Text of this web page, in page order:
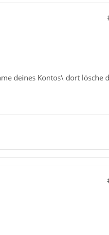
deines Kontos\ dort lösche